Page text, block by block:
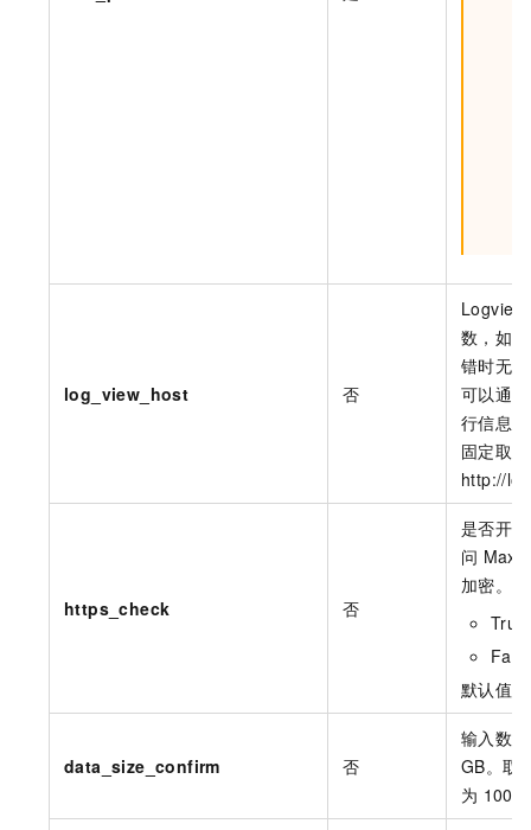
log_view_host 否
Logview
数，如
错时无
可以通
行信息
固定取
http://
https_check 否
是否开启
问
加密。
True
默认值为
data_size_confirm 否
输入数
GB。取
为 100